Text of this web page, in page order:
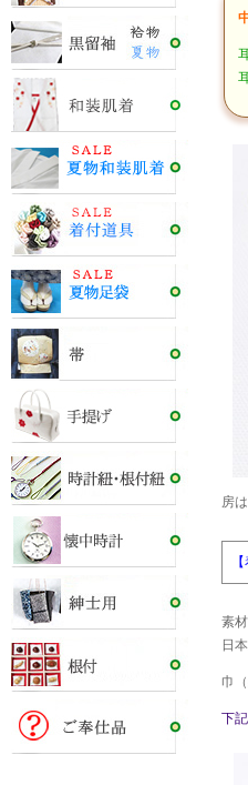
房
素
日
巾
下